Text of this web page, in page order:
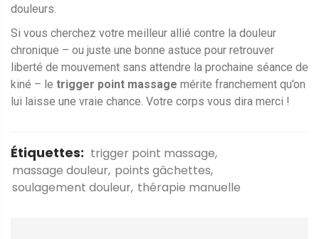
douleurs.
Si vous cherchez votre meilleur allié contre la douleur
chronique – ou juste une bonne astuce pour retrouver
liberté de mouvement sans attendre la prochaine séance de
kiné – le trigger point massage mérite franchement qu’on
lui laisse une vraie chance. Votre corps vous dira merci !
Étiquettes: trigger point massage
massage douleur points gâchettes
soulagement douleur thérapie manuelle